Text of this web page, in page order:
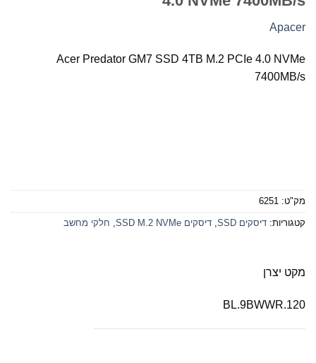
Apacer
Acer Predator GM7 SSD 4TB M.2 PCIe 4.0 NVMe
7400MB/s
מק"ט: 6251
קטגוריות: דיסקים SSD דיסקים SSD M.2 NVMe חלקי מחשב
מקט יצרן
BL.9BWWR.120